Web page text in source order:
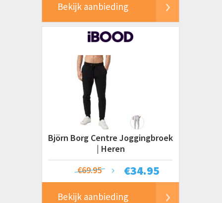
Bekijk aanbieding
Björn Borg Centre Joggingbroek
| Heren
€34.95
€69.95
Bekijk aanbieding